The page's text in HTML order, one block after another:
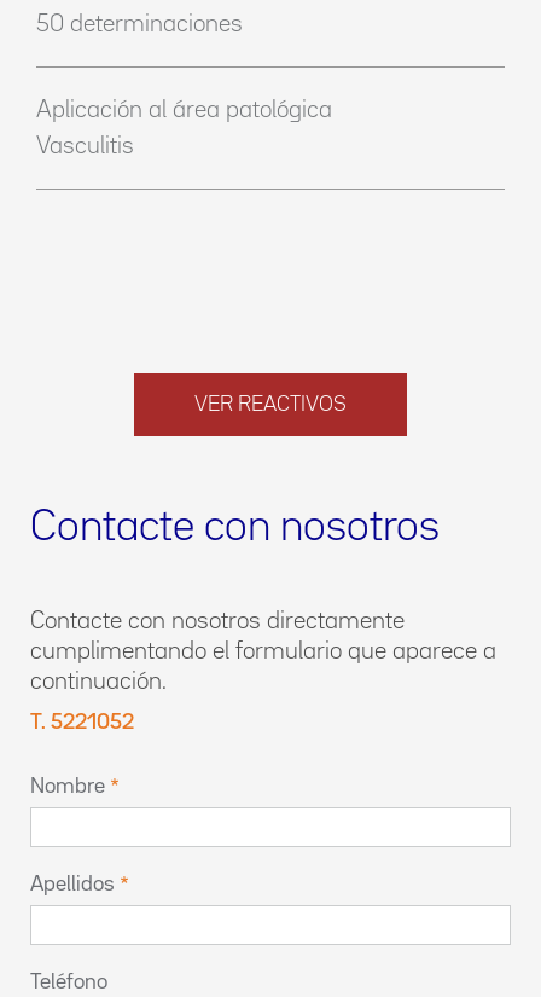
50 determinaciones
Aplicación al área patológica
Vasculitis
VER REACTIVOS
Contacte con nosotros
Contacte con nosotros directamente
cumplimentando el formulario que aparece a
continuación.
T. 5221052
Nombre
Apellidos
Teléfono